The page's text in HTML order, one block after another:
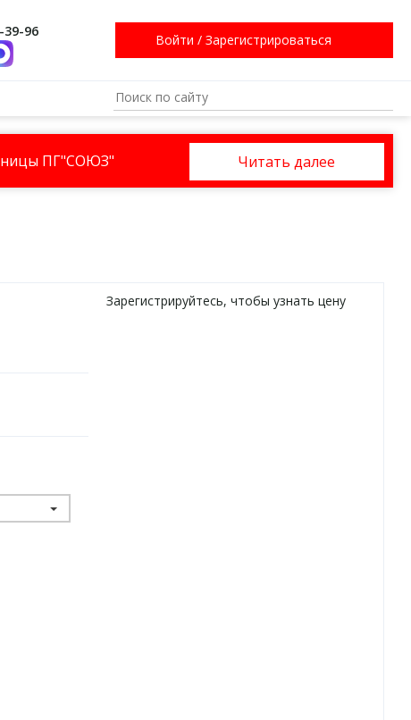
39-96
Войти / Зарегистрироваться
ПГ"СОЮЗ" Читать далее
Зарегистрируйтесь, чтобы узнать цену